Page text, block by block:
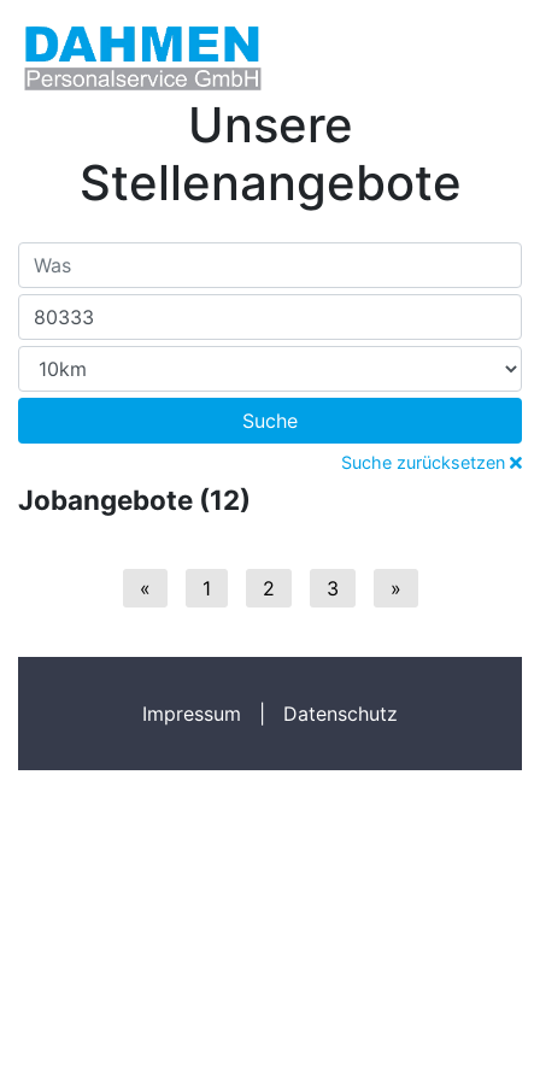
Unsere
Stellenangebote
Suche
Suche zurücksetzen
Jobangebote (12)
« 1 2 3 »
Impressum Datenschutz